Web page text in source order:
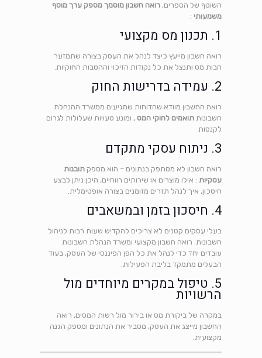
השוטף של הספרים,רואה חשבון מוסמך מספק ערך מוסף
משמעותי :
1. תכנון מס מקצועי
רואה חשבון מייעץ כיצד לנהל את העסק בצורה שתמזער
חבות מס ותנצל את כל נקודות הזיכוי וההטבות החוקיות.
2. עמידה בדרישות החוק
רואה החשבון מוודא שהדוחות שמגיעים ממשרד ההנהלת
חשבונותתואמים לחוקי המס, ומונע טעויות שעלולות לגרום
לקנסות
3. ניתוח עסקי מתקדם
רואה חשבון לא מסתפק בנתונים – הוא מספקתובנות
עסקיות : אילו מוצרים או שירותים רווחיים, היכן ניתן לבצע
חיסכון, איך לנהל תזרים מזומנים בצורה אופטימלית.
4. חיסכון בזמן ובמשאבים
בעלי עסקים קטנים לא צריכים להקדיש שעות רבות לניהול
חשבונות. רואה חשבון מקצועי ומשרד הנהלת חשבונות
עובדים יחד כדי לנהל את כל הפן הפיננסי של העסק, בעוד
הבעלים מתמקד בליבת הפעילות.
5. טיפול במקרים מיוחדים מול
הרשויות
במקרה של ביקורת מס או בירור מול רשות המסים, רואה
החשבון מייצג את העסק, מסביר את הנתונים ומספק הגנה
מקצועית.